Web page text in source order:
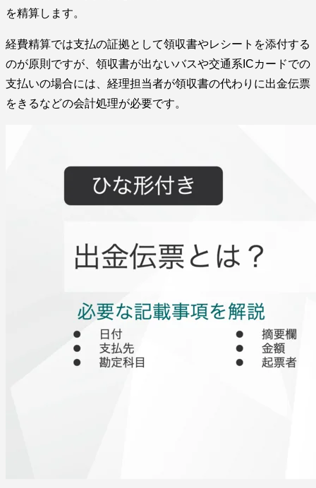
を精算します。
経費精算では支払の証拠として領収書やレシートを添付する
のが原則ですが、領収書が出ないバスや交通系ICカードでの
支払いの場合には、経理担当者が領収書の代わりに出金伝票
をきるなどの会計処理が必要です。